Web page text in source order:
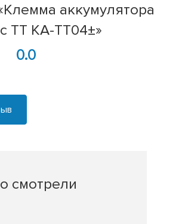
аккумулятора
ТТ КА-ТТ04±»
0.0
смотрели